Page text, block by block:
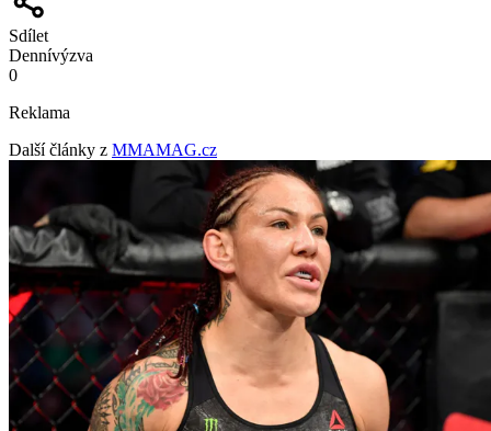
Sdílet
Dennívýzva
0
Reklama
Další články z MMAMAG.cz